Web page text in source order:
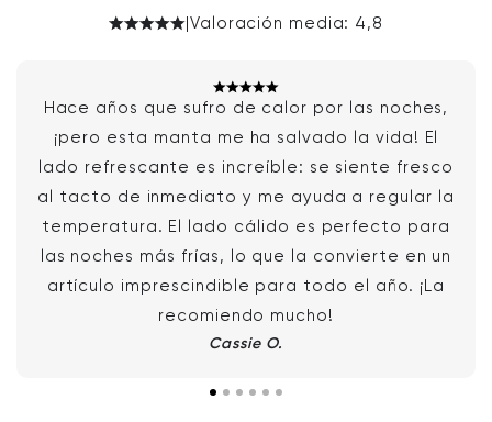
Valoración media: 4,8
Hace años que sufro de calor por las noches,
¡pero esta manta me ha salvado la vida! El
lado refrescante es increíble: se siente fresco
al tacto de inmediato y me ayuda a regular la
temperatura. El lado cálido es perfecto para
las noches más frías, lo que la convierte en un
artículo imprescindible para todo el año. ¡La
recomiendo mucho!
Cassie O.